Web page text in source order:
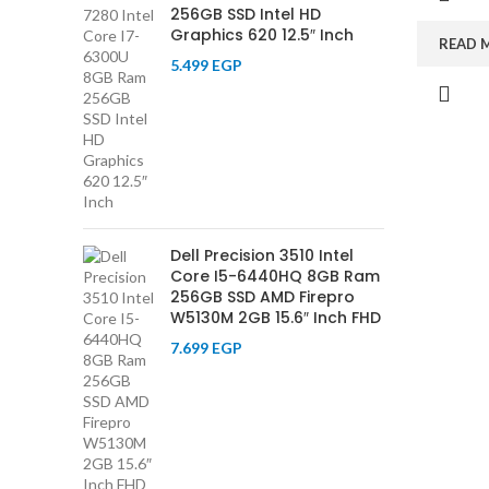
256GB SSD Intel HD
Graphics 620 12.5″ Inch
5.499 EGP
Dell Precision 3510 Intel
Core I5-6440HQ 8GB Ram
256GB SSD AMD Firepro
W5130M 2GB 15.6″ Inch FHD
7.699 EGP
READ